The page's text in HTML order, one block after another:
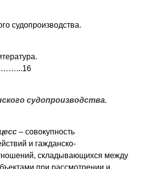
судопроизводства.
судопроизводства.
– совокупность
и гажданско-
складывающихся между
при рассмотрении и